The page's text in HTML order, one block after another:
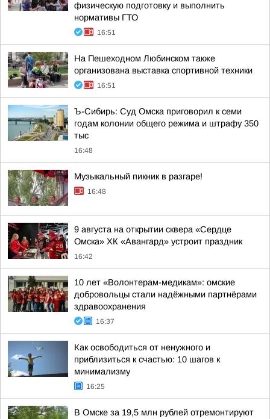
физическую подготовку и выполнить
нормативы ГТО
16:51
На Пешеходном Любинском также
организована выставка спортивной техники
16:51
Ъ-Сибирь: Суд Омска приговорил к семи
годам колонии общего режима и штрафу 350
тыс
16:48
Музыкальный пикник в разгаре!
16:48
9 августа на открытии сквера «Сердце
Омска» ХК «Авангард» устроит праздник
16:42
10 лет «Волонтерам-медикам»: омские
добровольцы стали надёжными партнёрами
здравоохранения
16:37
Как освободиться от ненужного и
приблизиться к счастью: 10 шагов к
минимализму
16:25
В Омске за 19,5 млн рублей отремонтируют